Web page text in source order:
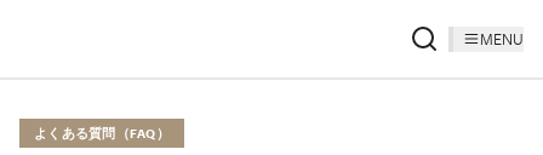
MENU
よくある質問（FAQ）